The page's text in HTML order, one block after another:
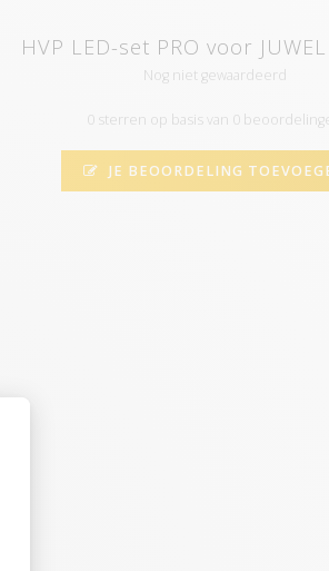
HVP LED-set PRO voor
Nog niet gewaardeerd
0 sterren op basis van 0
JE BEOORDELING